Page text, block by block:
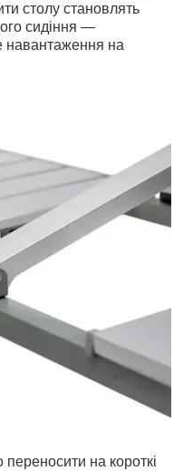
столу становлять
сидіння —
навантаження на
переносити на короткі